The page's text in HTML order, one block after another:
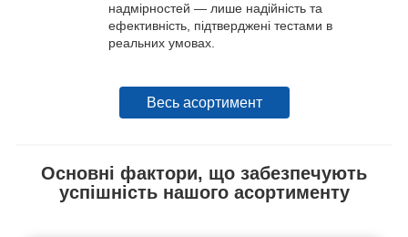
надмірностей — лише надійність та
ефективність, підтверджені тестами в
реальних умовах.
Весь асортимент
Основні фактори, що забезпечують
успішність нашого асортименту